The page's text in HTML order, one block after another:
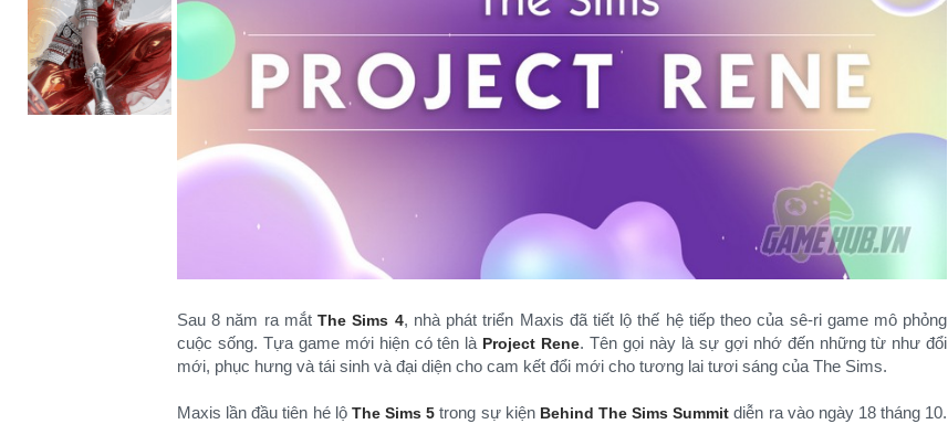
Sau 8 năm ra mắtThe Sims 4, nhà phát triển Maxis đã tiết lộ thế hệ tiếp theo của sê-ri game mô phỏng
cuộc sống. Tựa game mới hiện có tên là Project Rene. Tên gọi này là sự gợi nhớ đến những từ như đổi
mới, phục hưng và tái sinh và đại diện cho cam kết đổi mới cho tương lai tươi sáng của The Sims.
Maxis lần đầu tiên hé lộ The Sims 5 trong sự kiện Behind The Sims Summit diễn ra vào ngày 18 tháng 10.